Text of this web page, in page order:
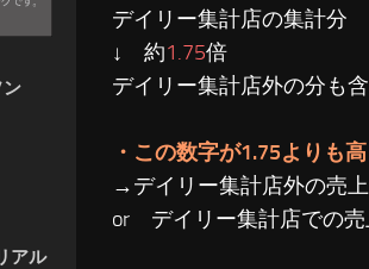
デイリー集計店の集計分
↓ 約1.75倍
デイリー集計店外の分も
・この数字が1.75よりも
→デイリー集計店外の売
or デイリー集計店での売
ン
アル